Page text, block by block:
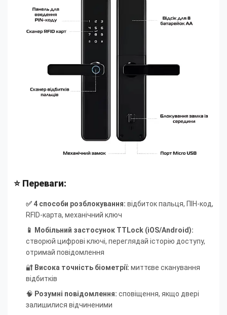
⭐ Переваги:
✅ 4 способи розблокування: відбиток пальця, ПІН-код,
RFID-карта, механічний ключ
📱 Мобільний застосунок TTLock (iOS/Android):
створюй цифрові ключі, переглядай історію доступу,
отримай повідомлення
🔐 Висока точність біометрії: миттєве сканування
відбитків
🧠 Розумні повідомлення: сповіщення, якщо двері
залишилися відчиненими